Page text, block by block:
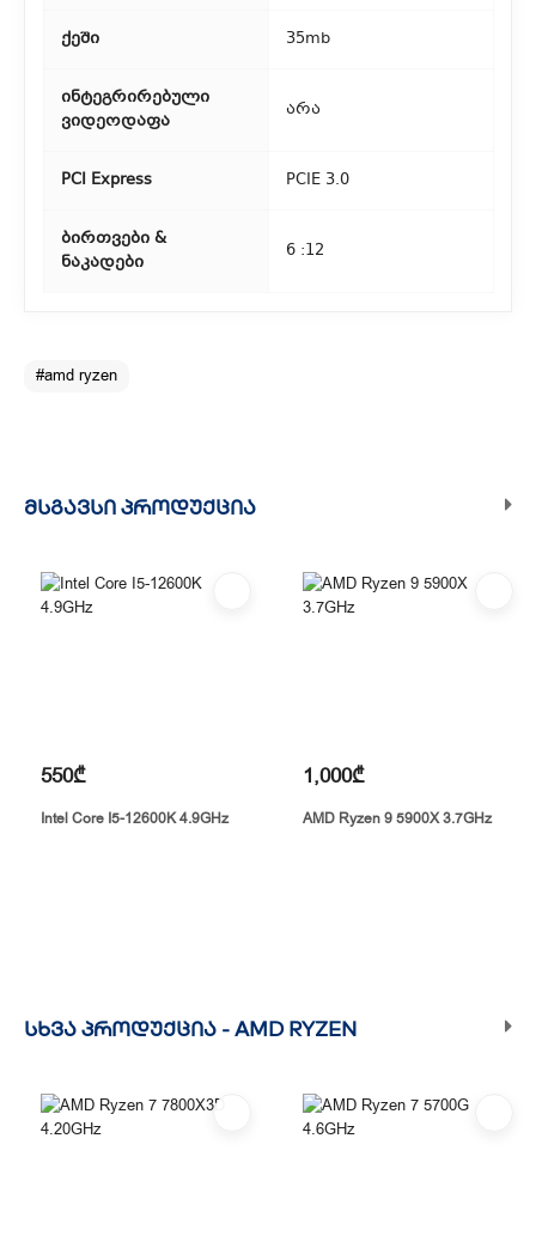
ადგილმდებარეობაზე.
ქეში 35mb
ინტეგრირებული
ვიდეოდაფა
არა
PCI Express PCIE 3.0
ბირთვები &
ნაკადები
6 :12
#amd ryzen
ᲛᲡᲒᲐᲕᲡᲘ ᲞᲠᲝᲓᲣᲥᲪᲘᲐ
550₾
Intel Core I5-12600K 4.9GHz
1,000₾
AMD Ryzen 9 5900X 3.7GHz
ᲡᲮᲕᲐ ᲞᲠᲝᲓᲣᲥᲪᲘᲐ -AMD RYZEN